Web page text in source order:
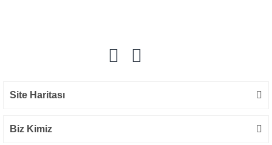
Site Haritası
Biz Kimiz